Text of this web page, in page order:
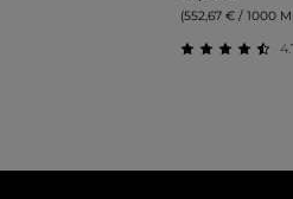
von 4.7 von 5 Sternen
(552,67 € / 1000